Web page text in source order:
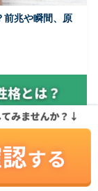
前兆や瞬間、原